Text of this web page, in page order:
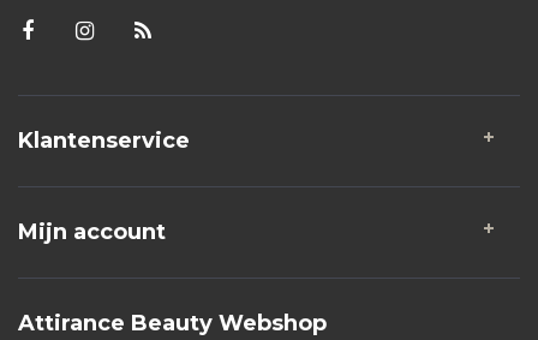
Klantenservice
Mijn account
Attirance Beauty Webshop